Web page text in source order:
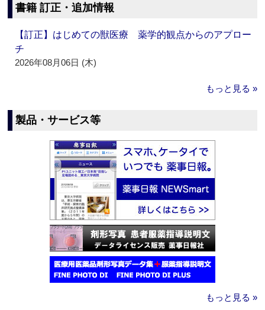
書籍 訂正・追加情報
【訂正】はじめての獣医療 薬学的観点からのアプロー
チ
2026年08月06日 (木)
もっと見る »
製品・サービス等
もっと見る »